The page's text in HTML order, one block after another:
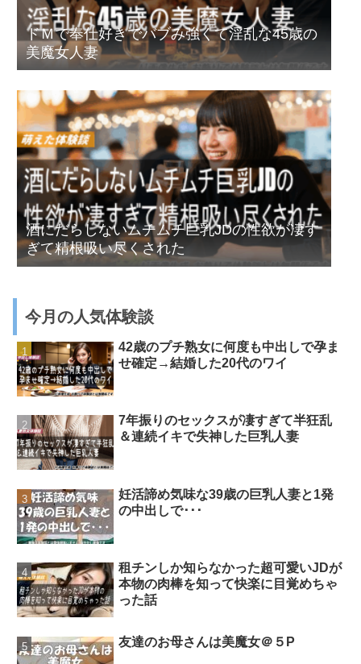
ドＭで奉仕好きでバブみ強くて淫乱な45歳の
美魔女人妻
酒にだらしないムチムチ巨乳JDの性欲が凄す
ぎて精根吸い尽くされた
今月の人気体験談
42歳のプチ熟女に何度も中出しで孕ま
せ確定→結婚した20代のワイ
7年振りのセックスが凄すぎて半狂乱
＆連続イキで失神した巨乳人妻
妊活諦め気味な39歳の巨乳人妻と1発
の中出しで･･･
租チンしか知らなかった超可愛いJDが
本物の肉棒を知って快楽に目覚めちゃ
った話
友達のお母さんは美魔女＠５P